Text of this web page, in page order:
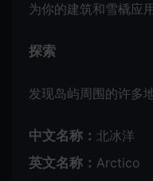
为你的建筑和雪橇应
探索
发现岛屿周围的许多
中文名称： 北冰洋
英文名称： Arctico